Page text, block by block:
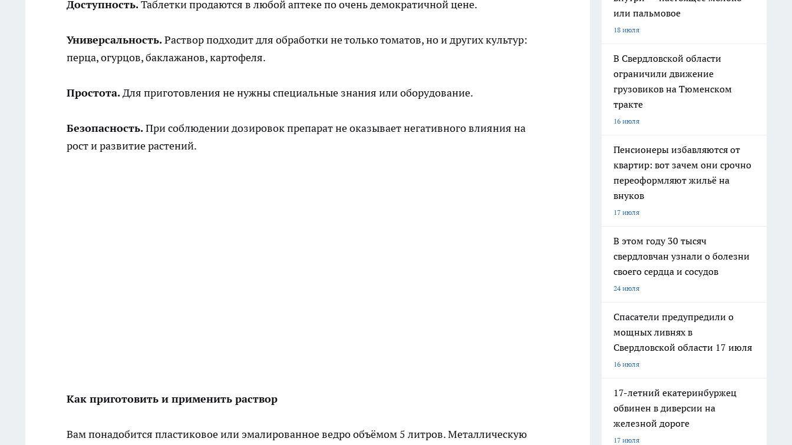
Доступность.Таблетки продаются в любой аптеке по очень демократичной цене.
Универсальность.Раствор подходит для обработки не только томатов, но и других культур:
перца, огурцов, баклажанов, картофеля.
Простота.Для приготовления не нужны специальные знания или оборудование.
Безопасность.При соблюдении дозировок препарат не оказывает негативного влияния на
рост и развитие растений.
Как приготовить и применить раствор
Вам понадобится пластиковое или эмалированное ведро объёмом 5 литров. Металлическую
или пальмовое
18 июля
В Свердловской области
ограничили движение
грузовиков на Тюменском
тракте
16 июля
Пенсионеры избавляются от
квартир: вот зачем они срочно
переоформляют жильё на
внуков
17 июля
В этом году 30 тысяч
свердловчан узнали о болезни
своего сердца и сосудов
24 июля
Спасатели предупредили о
мощных ливнях в
Свердловской области 17 июля
16 июля
17-летний екатеринбуржец
обвинен в диверсии на
железной дороге
17 июля